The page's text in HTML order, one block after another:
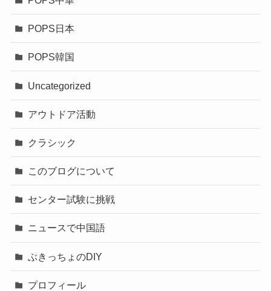
POPS日本
POPS韓国
Uncategorized
アウトドア活動
クラシック
このブログについて
センター試験に挑戦
ニュースで中国語
ぶきっちょのDIY
プロフィール